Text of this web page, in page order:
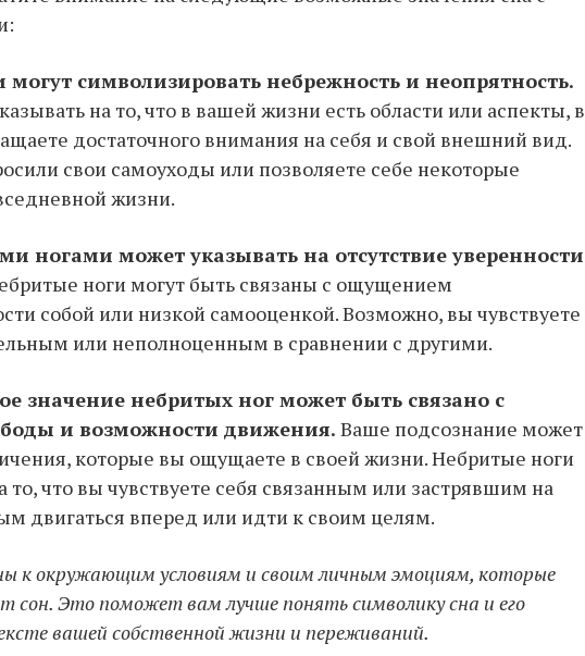
могут символизировать небрежность и неопрятность.
на то, что в вашей жизни есть области или аспекты, в
достаточного внимания на себя и свой внешний вид.
свои самоуходы или позволяете себе некоторые
жизни.
ногами может указывать на отсутствие уверенности
ноги могут быть связаны с ощущением
собой или низкой самооценкой. Возможно, вы чувствуете
или неполноценным в сравнении с другими.
значение небритых ног может быть связано с
и возможности движения. Ваше подсознание может
которые вы ощущаете в своей жизни. Небритые ноги
то, что вы чувствуете себя связанным или застрявшим на
двигаться вперед или идти к своим целям.
к окружающим условиям и своим личным эмоциям, которые
сон. Это поможет вам лучше понять символику сна и его
вашей собственной жизни и переживаний.